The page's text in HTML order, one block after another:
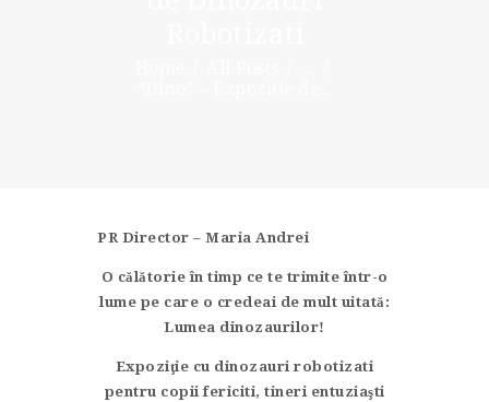
PR Director – Maria Andrei
O călătorie în timp ce te trimite într-o
lume pe care o credeai de mult uitată:
Lumea dinozaurilor!
Expoziţie cu dinozauri robotizati
pentru copii fericiti, tineri entuziaşti